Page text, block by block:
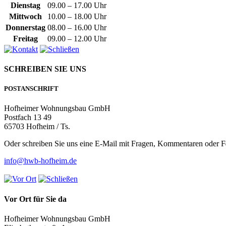
Dienstag
09.00 – 17.00 Uhr
Mittwoch
10.00 – 18.00 Uhr
Donnerstag 08.00 – 16.00 Uhr
Freitag
09.00 – 12.00 Uhr
SCHREIBEN SIE UNS
POSTANSCHRIFT
Hofheimer Wohnungsbau GmbH
Postfach 13 49
65703 Hofheim / Ts.
Oder schreiben Sie uns eine E-Mail mit Fragen, Kommentaren oder
info@hwb-hofheim.de
Vor Ort für Sie da
Hofheimer Wohnungsbau GmbH